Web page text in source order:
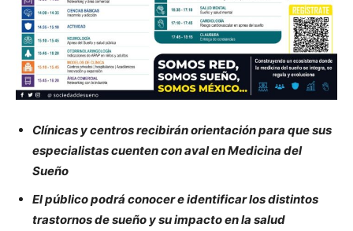
Clínicas y centros recibirán orientación para que sus
especialistas cuenten con aval en Medicina del
Sueño
El público podrá conocer e identificar los distintos
trastornos de sueño y su impacto en la salud